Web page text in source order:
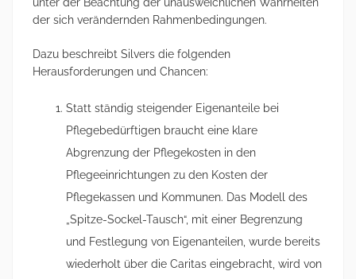
der sich verändernden Rahmenbedingungen.
Dazu beschreibt Silvers die folgenden
Herausforderungen und Chancen:
Statt ständig steigender Eigenanteile bei
Pflegebedürftigen braucht eine klare
Abgrenzung der Pflegekosten in den
Pflegeeinrichtungen zu den Kosten der
Pflegekassen und Kommunen. Das Modell des
„Spitze-Sockel-Tausch“, mit einer Begrenzung
und Festlegung von Eigenanteilen, wurde bereits
wiederholt über die Caritas eingebracht, wird von